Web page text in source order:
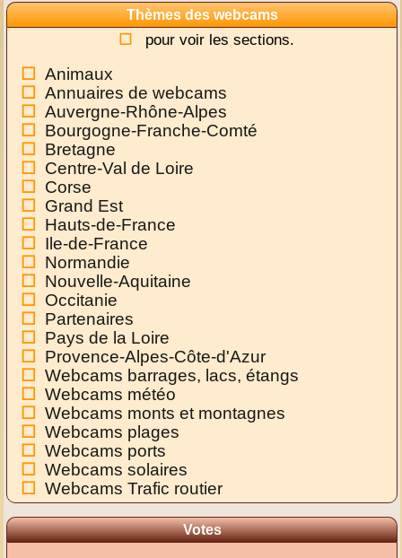
Thèmes des webcams
pour voir les sections.
Animaux
Annuaires de webcams
Auvergne-Rhône-Alpes
Bourgogne-Franche-Comté
Bretagne
Centre-Val de Loire
Corse
Grand Est
Hauts-de-France
Ile-de-France
Normandie
Nouvelle-Aquitaine
Occitanie
Partenaires
Pays de la Loire
Provence-Alpes-Côte-d'Azur
Webcams barrages, lacs, étangs
Webcams météo
Webcams monts et montagnes
Webcams plages
Webcams ports
Webcams solaires
Webcams Trafic routier
Votes